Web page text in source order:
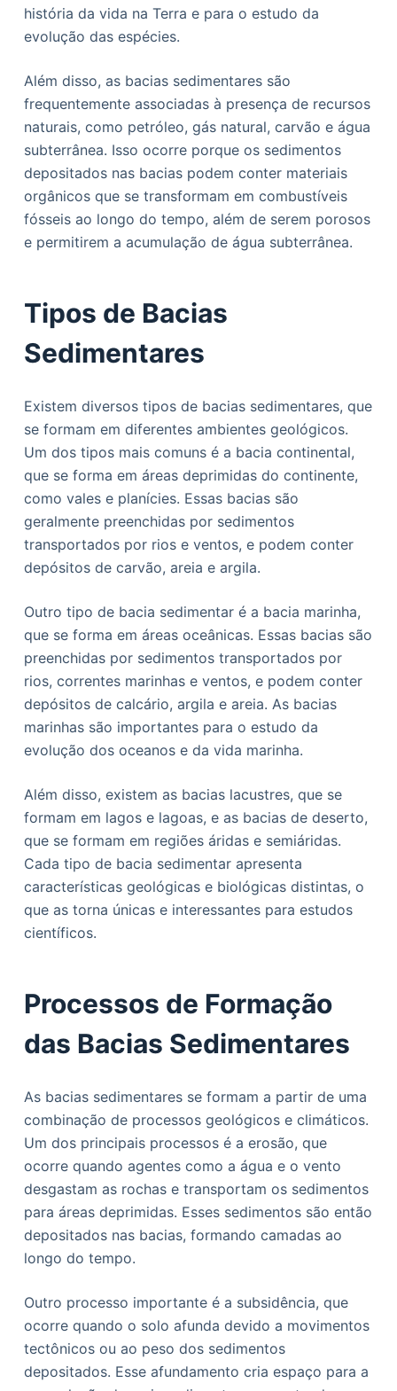
história da vida na Terra e para o estudo da
evolução das espécies.
Além disso, as bacias sedimentares são
frequentemente associadas à presença de recursos
naturais, como petróleo, gás natural, carvão e água
subterrânea. Isso ocorre porque os sedimentos
depositados nas bacias podem conter materiais
orgânicos que se transformam em combustíveis
fósseis ao longo do tempo, além de serem porosos
e permitirem a acumulação de água subterrânea.
Tipos de Bacias
Sedimentares
Existem diversos tipos de bacias sedimentares, que
se formam em diferentes ambientes geológicos.
Um dos tipos mais comuns é a bacia continental,
que se forma em áreas deprimidas do continente,
como vales e planícies. Essas bacias são
geralmente preenchidas por sedimentos
transportados por rios e ventos, e podem conter
depósitos de carvão, areia e argila.
Outro tipo de bacia sedimentar é a bacia marinha,
que se forma em áreas oceânicas. Essas bacias são
preenchidas por sedimentos transportados por
rios, correntes marinhas e ventos, e podem conter
depósitos de calcário, argila e areia. As bacias
marinhas são importantes para o estudo da
evolução dos oceanos e da vida marinha.
Além disso, existem as bacias lacustres, que se
formam em lagos e lagoas, e as bacias de deserto,
que se formam em regiões áridas e semiáridas.
Cada tipo de bacia sedimentar apresenta
características geológicas e biológicas distintas, o
que as torna únicas e interessantes para estudos
científicos.
Processos de Formação
das Bacias Sedimentares
As bacias sedimentares se formam a partir de uma
combinação de processos geológicos e climáticos.
Um dos principais processos é a erosão, que
ocorre quando agentes como a água e o vento
desgastam as rochas e transportam os sedimentos
para áreas deprimidas. Esses sedimentos são então
depositados nas bacias, formando camadas ao
longo do tempo.
Outro processo importante é a subsidência, que
ocorre quando o solo afunda devido a movimentos
tectônicos ou ao peso dos sedimentos
depositados. Esse afundamento cria espaço para a